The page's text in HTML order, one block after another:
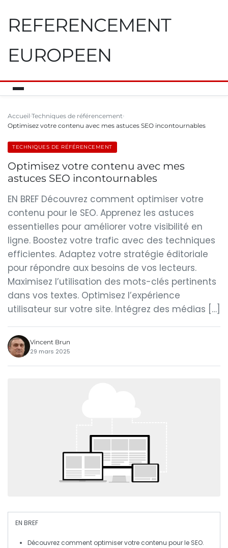
REFERENCEMENT
EUROPEEN
Accueil Techniques de référencement
Optimisez votre contenu avec mes astuces SEO incontournables
TECHNIQUES DE RÉFÉRENCEMENT
Optimisez votre contenu avec mes
astuces SEO incontournables
EN BREF Découvrez comment optimiser votre
contenu pour le SEO. Apprenez les astuces
essentielles pour améliorer votre visibilité en
ligne. Boostez votre trafic avec des techniques
efficientes. Adaptez votre stratégie éditoriale
pour répondre aux besoins de vos lecteurs.
Maximisez l’utilisation des mots-clés pertinents
dans vos textes. Optimisez l’expérience
utilisateur sur votre site. Intégrez des médias […]
Vincent Brun
29 mars 2025
EN BREF
Découvrez comment optimiservotre contenu pour le SEO.